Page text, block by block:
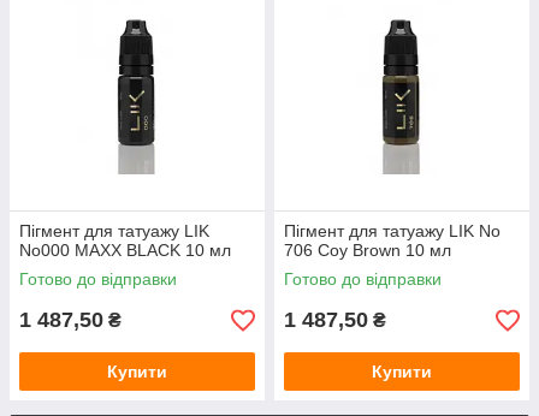
Пігмент для татуажу LIK
No000 MAXX BLACK 10 мл
Готово до відправки
1 487,50 ₴
Купити
Пігмент для татуажу LIK No
706 Coy Brown 10 мл
Готово до відправки
1 487,50 ₴
Купити